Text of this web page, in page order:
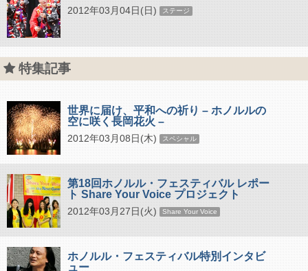
2012年03月04日(日) ステージ
特集記事
世界に届け、平和への祈り – ホノルルの
空に咲く長岡花火 –
2012年03月08日(木) スペシャル
第18回ホノルル・フェスティバル レポー
ト Share Your Voice プロジェクト
2012年03月27日(火) Share Your Voice
ホノルル・フェスティバル特別インタビ
ュー